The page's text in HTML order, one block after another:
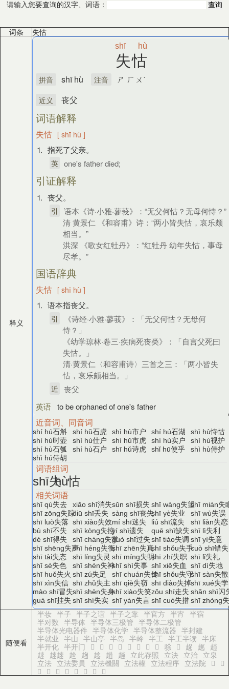
请输入您要查询的汉字、词语：
词条 失怙
释义
shī hù
失怙
拼音 shī hù 注音 ㄕ ㄏㄨˋ
近义 丧父
词语解释
失怙 [ shī hù ]
⒈ 指死了父亲。
英 one's father died;
引证解释
⒈ 丧父。
引
语本《诗·小雅·蓼莪》：“无父何怙？无母何恃？”
清 黄景仁 《和容甫》诗：“两小皆失怙，哀乐颇
相当。”
洪深 《歌女红牡丹》：“红牡丹 幼年失怙，事母
尽孝。”
国语辞典
失怙 [ shī hù ]
⒈ 语本指丧父。
引
《诗经·小雅·蓼莪》：「无父何怙？无母何
恃？」
《幼学琼林·卷三·疾病死丧类》：「自言父死曰
失怙。」
清·黄景仁〈和容甫诗〉三首之三：「两小皆失
怙，哀乐颇相当。」
近 丧父
英语 to be orphaned of one's father
近音词、同音词
shí hú石斛 shí hǔ石虎 shì hù市户 shí hú石湖 shì hù恃怙
shí hú时壶 shì hù仕户 shì hǔ市虎 shí hù实户 shì hù视护
shí hù石瓠 shí hù石户 shī hǔ诗虎 shǐ hū使乎 shì hù侍护
shì hú侍胡
词语组词
shī失hù怙
相关词语
shī qù失去 xiāo shī消失sǔn shī损失 shī wàng失望shī mián失
shī zōng失踪diū shī丢失 sàng shī丧失shī yè失业 shī wù失误
shī luò失落 shī xiào失效mí shī迷失 liú shī流失 shī liàn失恋
bù shī不失 shī kòng失控yí shī遗失 quē shī缺失shī lì失利
dé shī得失 shī cháng失常guò shī过失shī tiáo失调 shī yì失意
shī shēng失声shī héng失衡shī zhēn失真shī shǒu失手cuò shī错失
shī tài失态 shī líng失灵 shī míng失明shī zhí失职 shī lǐ失礼
shī sè失色 shī shén失神shī shì失事 shī xiě失血 shī dì失地
shī huǒ失火 shī zú失足 shī chuán失传shī shǒu失守shī sàn失散
shī xìn失信 shī zhǔ失主 shī qiè失窃 shī diào失掉shī xué失学
mào shī冒失shī shēn失身shī xiào失笑zǒu shī走失 shǎn shī闪
guà shī挂失 shī shí失实 shī yán失言 shī cuò失措shī zhòng
随便看
半妆 半子 半子之谊 半子之靠 半官方 半宵 半宿
半对数 半导体 半导体三极管 半导体二极管
半导体光电器件 半导体化学 半导体整流器 半封建
半就业 半山 半山亭 半岛 半岭 半工 半工半读 半床
半开化 半开门 𬝸 𬝻 𬝽 𬝿 𬞀 𬞁 𬞂 𬳾 𬳿 𬴀 趗 趘 趙
趚 趚趚 趛 趜 趝 趞 趟 立此存照 立決 立治 立泉
立法 立法委員 立法機關 立法權 立法程序 立法院 𢐱 𢐲
𢐲 𢐲 𢐳 𢐴 𢐵 𢐶 𢐷 𢐸